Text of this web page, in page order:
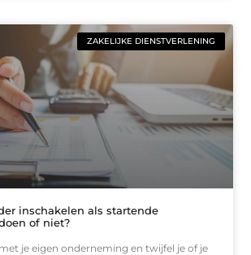
ZAKELIJKE DIENSTVERLENING
inschakelen als startende
of niet?
je eigen onderneming en twijfel je of je